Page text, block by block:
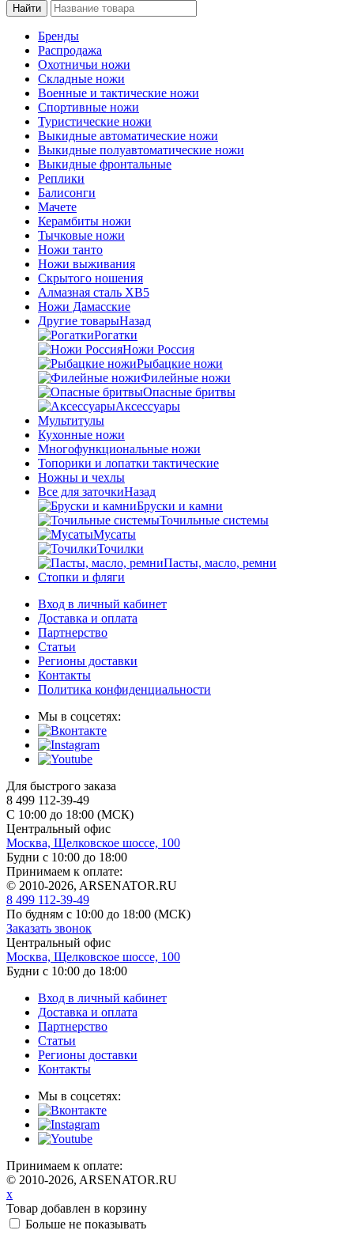
Бренды
Распродажа
Охотничьи ножи
Складные ножи
Военные и тактические ножи
Спортивные ножи
Туристические ножи
Выкидные автоматические ножи
Выкидные полуавтоматические ножи
Выкидные фронтальные
Реплики
Балисонги
Мачете
Керамбиты ножи
Тычковые ножи
Ножи танто
Ножи выживания
Скрытого ношения
Алмазная сталь ХВ5
Ножи Дамасские
Другие товарыНазад
Рогатки
Ножи Россия
Рыбацкие ножи
Филейные ножи
Опасные бритвы
Аксессуары
Мультитулы
Кухонные ножи
Многофункциональные ножи
Топорики и лопатки тактические
Ножны и чехлы
Все для заточкиНазад
Бруски и камни
Точильные системы
Мусаты
Точилки
Пасты, масло, ремни
Стопки и фляги
Вход в личный кабинет
Доставка и оплата
Партнерство
Статьи
Регионы доставки
Контакты
Политика конфиденциальности
Мы в соцсетях:
Для быстрого заказа
8 499 112-39-49
С 10:00 до 18:00 (МСК)
Центральный офис
Москва, Щелковское шоссе, 100
Будни с 10:00 до 18:00
Принимаем к оплате:
© 2010-2026, ARSENATOR.RU
8 499 112-39-49
По будням с 10:00 до 18:00 (МСК)
Заказать звонок
Центральный офис
Москва, Щелковское шоссе, 100
Будни с 10:00 до 18:00
Вход в личный кабинет
Доставка и оплата
Партнерство
Статьи
Регионы доставки
Контакты
Мы в соцсетях:
Принимаем к оплате:
© 2010-2026, ARSENATOR.RU
x
Товар добавлен в корзину
Больше не показывать